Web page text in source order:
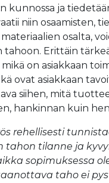
kunnossa ja
niin osaamisten,
osalta,
tahoon. Erittäin
on asiakkaan
ovat asiakkaan
siihen, mitä
hankinnan kuin
rehellisesti
tilanne ja
sopimuksessa
taho ei